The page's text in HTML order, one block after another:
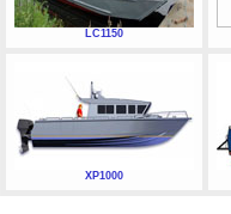
LC1150
XP1000